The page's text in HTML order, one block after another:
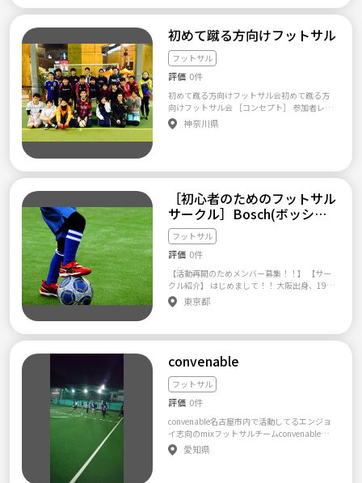
費】 ¥500円〜2,000/回 ※1回2時間 ※クワト
ロフットサルの場合は上記金額より15％くら
いOFF ※何度も来ていただける方を優先した
いと思います 【活動開始時期】 2018年6月〜
※公式webサイトのスケジュールから参照くだ
さい 【延べ参加者数】 1,024名（2021年11月
は18歳〜40歳の男女となります。 ・大学生の
方は大学3年生以上の方のみ参加を許可しま
す。それ以外の方は恐れ入りますが参加をご遠
「参加日1週間前」を過ぎてのキャンセルは参
します。 無断でドタキャンをされた場合、次
回以降の参加をお断りさせていただきます。
・営業や勧誘行為はご遠慮ください。判明し
た場合は今後の参加をお断りするだけでなく
消費者センター、場合によっては警察への届
け出を行う可能性があります。 ・恋愛沙汰や
その他トラブルに関して一切責任を負えない
関係上、参加者同士で無断での連絡先の交換
は禁止とさせていただいております。予めご了
承ください。 ・上記の他、事務局側で不適と
ちろんOKです。活動の様子は当webサイト、I
nstagramへ掲載させていただきますのでもし
都合が悪ければ予めお申し出ください。 【サ
ークル設立の想い・なんでやるのか】 男女と
もに人気のあるスポーツといえば、フットサ
ル。 未経験者・経験者の両方とも楽しめるス
ポーツの一つです。 私もやりたいと思った時
には個人フットサルに参加していました。 で
も参加してて思ったことは… 「参加費が高
い…！」 「レベルが合ってない…！」 「来て
いるゲームを中心に♪ ★サークルの特徴☆ 女
す。 ・フットサルはガチプレーは基本ナシ！
・ランニングもゆっくり♪ ・テニスは経験者
が丁寧に♪ ・ボードゲームはトランプから♪
和気あいあいといった感じです♪♪ ドッと疲
れるというよりは、”今日もいい汗かいた
～”となれるようなサークル！ 初めての方もす
ぐ馴染めます(^o^) スポーツで汗を流したあと
は軽くご飯や、呑みにも行ったりします☆ 定
期的にイベントも開催中♪ 月に一回、ボード
★アピールポイント☆ ・各会場は駅近！アク
徒歩3分など） ・時間帯は基本平日夜or土日メ
インなので、社会人の方も参加可能！もちろ
ん、学生さんも♪ ・シャワールーム完備！ロ
ッカーもご利用ください。※デオドラント系
は良ければ貸します笑 ★FAQ☆ Q.「見学して
もいいですか？」 A.いつでもウェルカム！
お気軽にどうぞ♪もちろん無料です！ Q.「初
心者なんですが入れますか？」 A.もちろん
です！初心者のほうが多いですｗ Q.「参加費
は？」 A.フットサル、ランニング、テニ
する場合は別途かかります。 （シューズ500
「サークルのレベルは？」 A.エンジョイ・
ーは禁止(´･_･`) Q.「持ち物は何が必要です
か？」 A.ウェア、タオル、着替え、シュー
ズ 楽しむ気持ち！ Q.「一人だと不安で
す。。。」 A.お友達もご一緒にどうぞ♪もち
ろんお一人でも参加しやすいように最初に挨
拶したり、パス練などで和めるようにします
♪ その他、ご質問等があればお気軽に担当ス
初めて蹴る方向けフットサル
フットサル
評価 0件
初めて蹴る方向けフットサル会初めて蹴る方
向けフットサル会 ［コンセプト］ 参加者レベ
ルに合わせたフットサル ※初めてボール蹴る
方に合わせた練習を試合前に設けてので、参
ルコート等で開催されている初心者コースに
参加していた際に、初めて蹴る方向けではな
いなぁと日々感じていた時に、そうだ初心者
の気持ちがわかる自分が幹事すればいいフッ
トサル会ができるのではと初めて5年目のサー
クルです。
神奈川県
［初心者のためのフットサル
サークル］Bosch(ボッシ
ュ）
フットサル
評価 0件
【活動再開のためメンバー募集！！】 【サー
クル紹介】 はじめまして！！ 大阪出身、1994
年生まれ27歳の管理人、寺西です！フットサ
ルは全くの初心者で、友人と大学の時に、公
ニスをしていたので、中学軟式、高校〜大
た！ 東京に転勤で来てから、フットサル初心
者でも集まれるサークルを作りたい…という
想いから、このサークルを設立しました！ 下
記の入会条件・設立の想い・場所や注意点な
どに賛同される方のみご参加のほど宜しくお
願いします。 サークルLINE→一度イベントに
参加して、メッセージにてご連絡いただけれ
ばご招待します！ 【入会条件】 ・20〜歳の男
女 ・マルチ・ねずみ講NG ・しつこいナンパ・
東京都
convenable
フットサル
評価 0件
convenable名古屋市内で活動してるエンジョ
イ志向のmixフットサルチームconvenableで
す! 参加者の人数を安定させたいので、男女共
に若干名募集しようと思います(^o^)/ 募集内
愛知県